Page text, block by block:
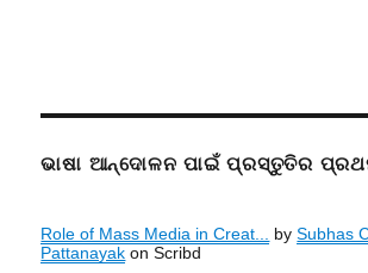
ଭାଷା ଆନ୍ଦୋଳନ ପାଇଁ ପ୍ରସ୍ତୁତିର
Role of Mass Media in Creat... bySubhas
Pattanayak on Scribd